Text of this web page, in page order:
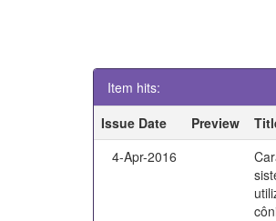
Item hits:
Issue Date
Preview
4-Apr-2016